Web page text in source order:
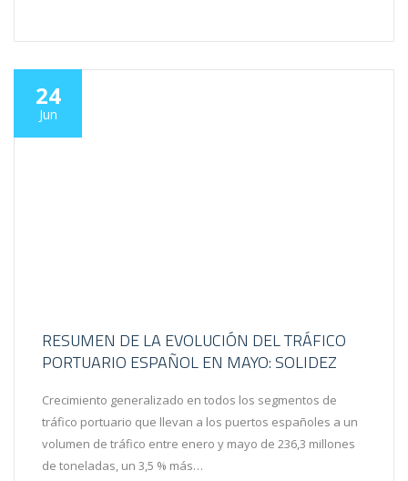
24
Jun
RESUMEN DE LA EVOLUCIÓN DEL TRÁFICO
PORTUARIO ESPAÑOL EN MAYO: SOLIDEZ
Crecimiento generalizado en todos los segmentos de
tráfico portuario que llevan a los puertos españoles a un
volumen de tráfico entre enero y mayo de 236,3 millones
de toneladas, un 3,5 % más…